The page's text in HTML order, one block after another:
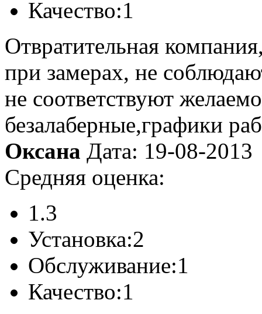
Качество:1
Отвратительная
при замерах, не
не соответствуют
безалаберные,графики
Оксана Дата: 19-08-2013
Средняя оценка:
1.3
Установка:2
Обслуживание:1
Качество:1